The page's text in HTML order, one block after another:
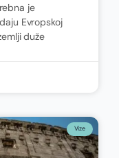
je
Evropskoj
duže
Vize